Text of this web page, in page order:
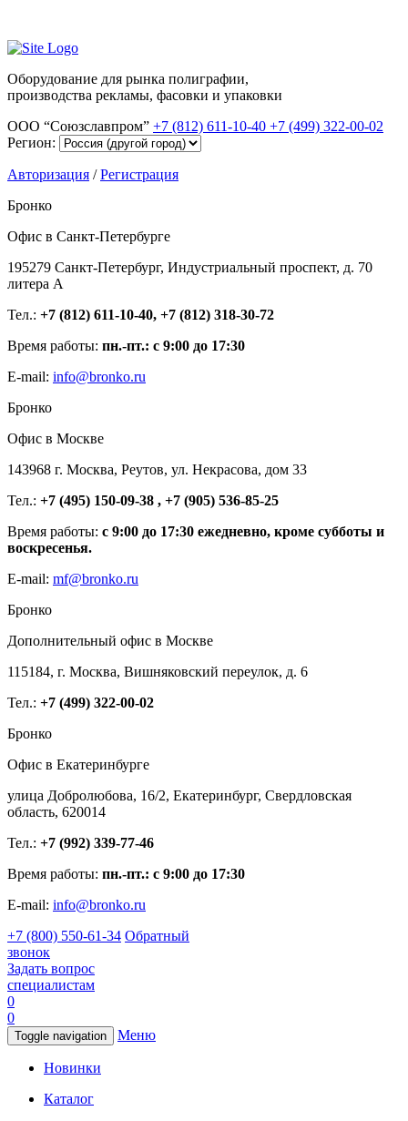
Оборудование для рынка полиграфии,
производства рекламы, фасовки и упаковки
ООО “Союзславпром” +7 (812) 611-10-40 +7 (499) 322-00-02
Регион:
Авторизация /Регистрация
Бронко
Офис в Санкт-Петербурге
195279 Санкт-Петербург, Индустриальный проспект, д. 70
литера А
Тел.: +7 (812) 611-10-40, +7 (812) 318-30-72
Время работы: пн.-пт.: с 9:00 до 17:30
E-mail: info@bronko.ru
Бронко
Офис в Москве
143968 г. Москва, Реутов, ул. Некрасова, дом 33
Тел.: +7 (495) 150-09-38 , +7 (905) 536-85-25
Время работы: с 9:00 до 17:30 ежедневно, кроме субботы и
воскресенья.
E-mail: mf@bronko.ru
Бронко
Дополнительный офис в Москве
115184, г. Москва, Вишняковский переулок, д. 6
Тел.: +7 (499) 322-00-02
Бронко
Офис в Екатеринбурге
улица Добролюбова, 16/2, Екатеринбург, Свердловская
область, 620014
Тел.: +7 (992) 339-77-46
Время работы: пн.-пт.: с 9:00 до 17:30
E-mail: info@bronko.ru
+7 (800) 550-61-34 Обратный
звонок
Задать вопрос
специалистам
0
0
Toggle navigation Меню
Новинки
Каталог